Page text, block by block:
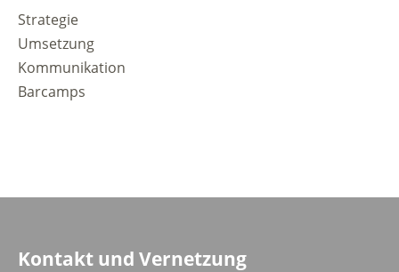
Strategie
Umsetzung
Kommunikation
Barcamps
Kontakt und Vernetzung